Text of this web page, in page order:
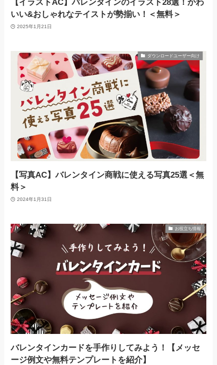
【イラストAC】バレンタインのイラスト28選！かわ
いい&おしゃれなテイストが勢揃い！＜無料＞
2025年1月21日
ダウンロードユーザー向け
【写真AC】バレンタイン商戦に使える写真25選＜無
料＞
2024年1月31日
お役立ち情報
バレンタインカードを手作りしてみよう！【メッセ
ージ例文や無料テンプレートを紹介】